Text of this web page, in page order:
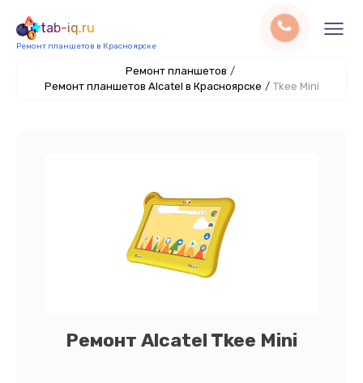
tab-iq.ru
Ремонт планшетов в Красноярске
Ремонт планшетов /
Ремонт планшетов Alcatel в Красноярске / Tkee Mini
Ремонт Alcatel Tkee Mini